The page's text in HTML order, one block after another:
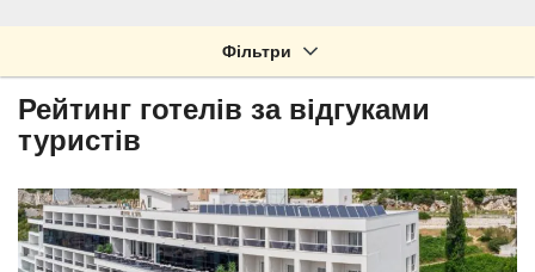
Фільтри
Рейтинг готелів за відгуками
туристів